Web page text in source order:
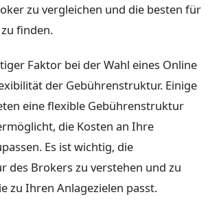
zu vergleichen und die besten für
finden.
Faktor bei der Wahl eines Online
der Gebührenstruktur. Einige
eine flexible Gebührenstruktur
die Kosten an Ihre
Es ist wichtig, die
des Brokers zu verstehen und zu
zu Ihren Anlagezielen passt.